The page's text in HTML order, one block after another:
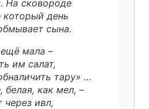
сковороде
день
сына.
мала –
им салат,
тару» …
как мел, –
ивл,